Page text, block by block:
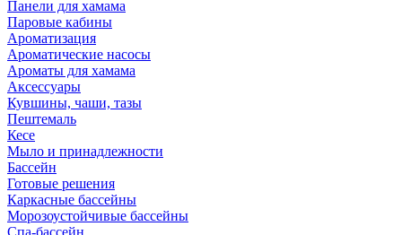
Панели для хамама
Паровые кабины
Ароматизация
Ароматические насосы
Ароматы для хамама
Аксессуары
Кувшины, чаши, тазы
Пештемаль
Кесе
Мыло и принадлежности
Бассейн
Готовые решения
Каркасные бассейны
Морозоустойчивые бассейны
Спа-бассейн